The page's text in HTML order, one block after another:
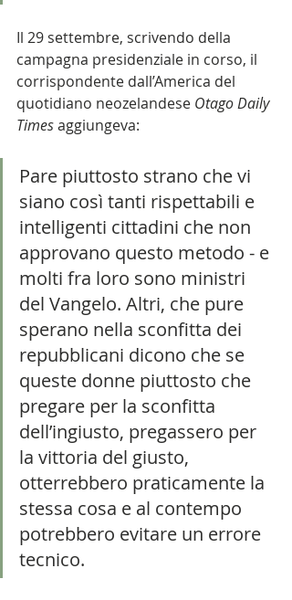
Il 29 settembre, scrivendo della
campagna presidenziale in corso, il
corrispondente dall’America del
quotidiano neozelandese Otago Daily
Times aggiungeva:
Pare piuttosto strano che vi
siano così tanti rispettabili e
intelligenti cittadini che non
approvano questo metodo - e
molti fra loro sono ministri
del Vangelo. Altri, che pure
sperano nella sconfitta dei
repubblicani dicono che se
queste donne piuttosto che
pregare per la sconfitta
dell’ingiusto, pregassero per
la vittoria del giusto,
otterrebbero praticamente la
stessa cosa e al contempo
potrebbero evitare un errore
tecnico.